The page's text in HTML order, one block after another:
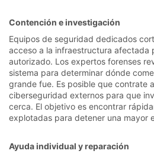
Contención e investigación
Equipos de seguridad dedicados
acceso a la infraestructura afectada
autorizado. Los expertos forenses
sistema para determinar dónde
grande fue. Es posible que contrate
ciberseguridad externos para que
cerca. El objetivo es encontrar
explotadas para detener una mayor
Ayuda individual y reparación